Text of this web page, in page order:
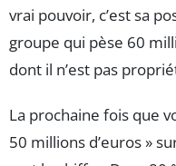
vrai pouvoir, c’est sa
groupe qui pèse 60
dont il n’est pas
La prochaine fois que
50 millions d’euros »